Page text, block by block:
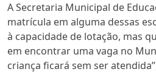
A Secretaria Municipal de
matrícula em alguma dessas
à capacidade de lotação, mas
em encontrar uma vaga no
criança ficará sem ser